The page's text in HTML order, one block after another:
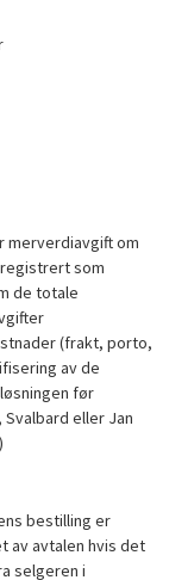
merverdiavgift om
som
de totale
(frakt, porto,
av de
før
eller Jan
bestilling er
av avtalen hvis det
selgeren i